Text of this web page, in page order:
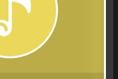
Yufid Network selama ini
goo.gl/y7o7Se